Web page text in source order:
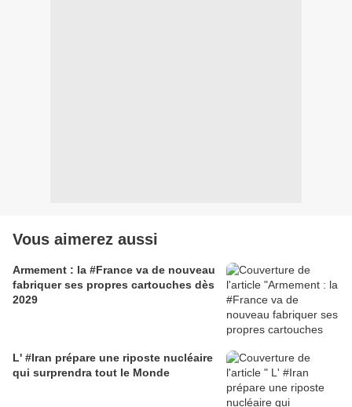
Vous aimerez aussi
Armement : la #France va de nouveau
fabriquer ses propres cartouches dès
2029
L' #Iran prépare une riposte nucléaire
qui surprendra tout le Monde